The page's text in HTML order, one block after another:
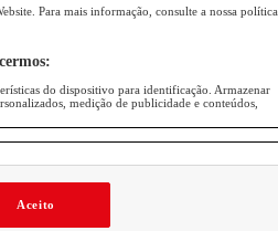
Para mais informação, consulte a nossa política
do dispositivo para identificação. Armazenar
medição de publicidade e conteúdos,
Aceito